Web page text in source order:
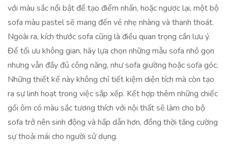
với màu sắc nổi bật để tạo điểm nhấn, hoặc ngược lại, một bộ
sofa màu pastel sẽ mang đến vẻ nhẹ nhàng và thanh thoát.
Ngoài ra, kích thước sofa cũng là điều quan trọng cần lưu ý.
Để tối ưu không gian, hãy lựa chọn những mẫu sofa nhỏ gọn
nhưng vẫn đầy đủ công năng, như sofa giường hoặc sofa góc.
Những thiết kế này không chỉ tiết kiệm diện tích mà còn tạo
ra sự linh hoạt trong việc sắp xếp. Kết hợp thêm những chiếc
gối ôm có màu sắc tương thích với nội thất sẽ làm cho bộ
sofa trở nên sinh động và hấp dẫn hơn, đồng thời tăng cường
sự thoải mái cho người sử dụng.